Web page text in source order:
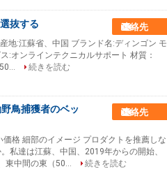
抜する 連絡先
地:江蘇省、中国 ブランド名:ディンゴン モ
:オンラインテクニカルサポート 材質：
続きを読む
鳥捕獲者のベッ
連絡先
格 細部のイメージ プロダクトを推薦しな
私達は江蘇、中国、2019年からの開始、
東中間の東（50...
続きを読む